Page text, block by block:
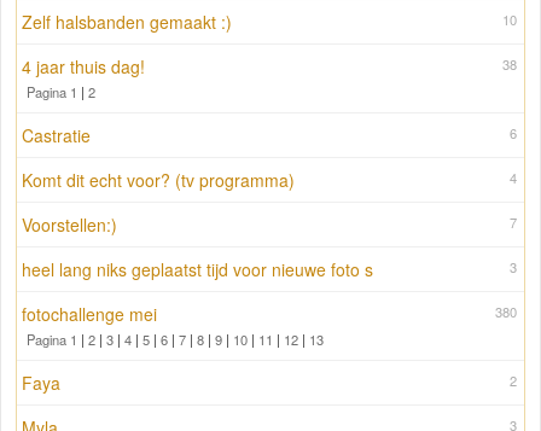
10
Zelf halsbanden gemaakt :)
38
4 jaar thuis dag!
Pagina 1 | 2
6
Castratie
4
Komt dit echt voor? (tv programma)
7
Voorstellen:)
3
heel lang niks geplaatst tijd voor nieuwe foto s
380
fotochallenge mei
Pagina 1 | 2 | 3 | 4 | 5 | 6 | 7 | 8 | 9 | 10 | 11 | 12 | 13
2
Faya
3